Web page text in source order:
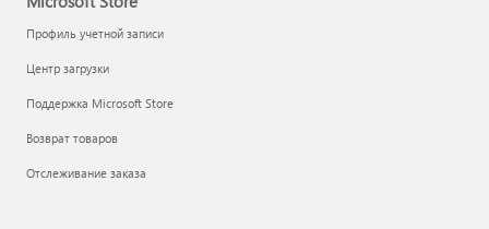
Профиль учетной записи
Центр загрузки
Поддержка Microsoft Store
Возврат товаров
Отслеживание заказа